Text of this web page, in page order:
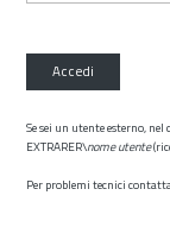
Accedi
Se sei un utente esterno,
EXTRARER\nome utente
Per problemi tecnici